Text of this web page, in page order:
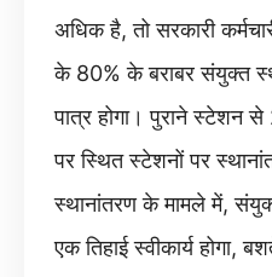
अधिक है, तो सरकारी
के 80% के बराबर संयुक्त
पात्र होगा। पुराने स्टेशन
पर स्थित स्टेशनों पर
स्थानांतरण के मामले में,
एक तिहाई स्वीकार्य होगा,